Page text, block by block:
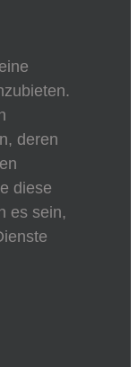
deren
diese
es sein,